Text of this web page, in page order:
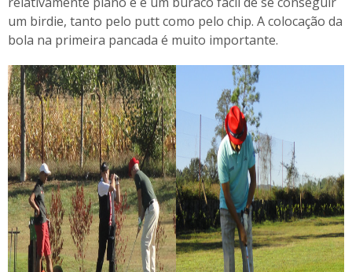
um birdie, tanto pelo putt como pelo chip. A colocação da
bola na primeira pancada é muito importante.